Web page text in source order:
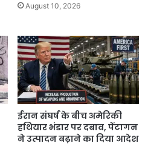
August 10, 2026
ईरान संघर्ष के बीच अमेरिकी
हथियार भंडार पर दबाव, पेंटागन
ने उत्पादन बढ़ाने का दिया आदेश